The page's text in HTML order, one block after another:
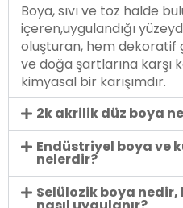
Boya, sıvı ve toz halde
içeren,uygulandığı
oluşturan, hem
ve doğa şartlarına karşı
kimyasal bir karışımdır.
2k akrilik düz boya
Endüstriyel boya ve
nelerdir?
Selülozik boya nedir,